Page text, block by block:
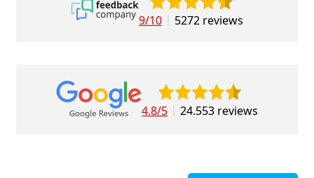
9/10 5272 reviews
4.8/5 24.553 reviews